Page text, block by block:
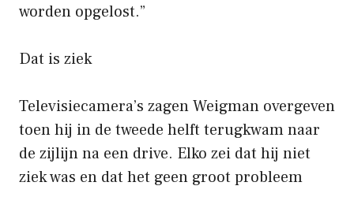
worden opgelost.”
Dat is ziek
Televisiecamera’s zagen Weigman overgeven
toen hij in de tweede helft terugkwam naar
de zijlijn na een drive. Elko zei dat hij niet
ziek was en dat het geen groot probleem